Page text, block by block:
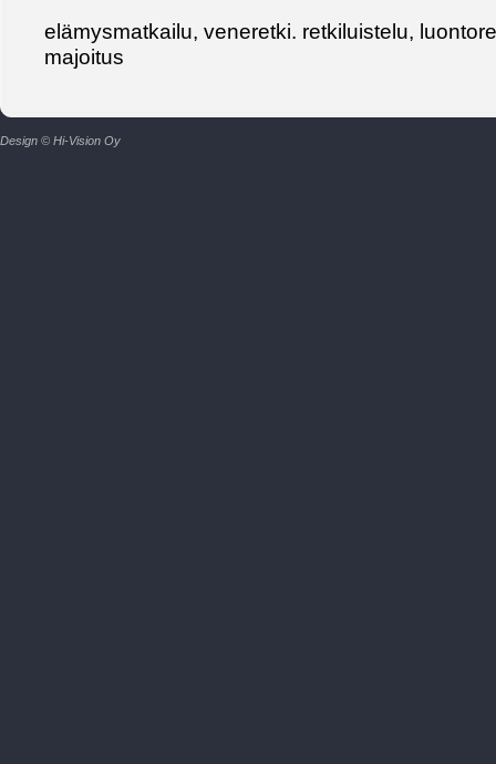
elämysmatkailu, veneretki. retkiluistelu,
majoitus
Design © Hi-Vision Oy